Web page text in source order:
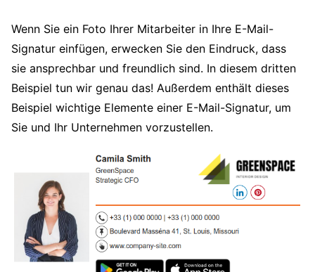
Wenn Sie ein Foto Ihrer Mitarbeiter in Ihre E-Mail-
Signatur einfügen, erwecken Sie den Eindruck, dass
sie ansprechbar und freundlich sind. In diesem dritten
Beispiel tun wir genau das! Außerdem enthält dieses
Beispiel wichtige Elemente einer E-Mail-Signatur, um
Sie und Ihr Unternehmen vorzustellen.